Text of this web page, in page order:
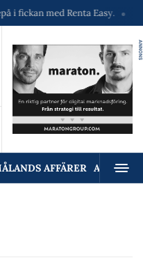
med Renta Easy.
ANNONS
AFFÄRER